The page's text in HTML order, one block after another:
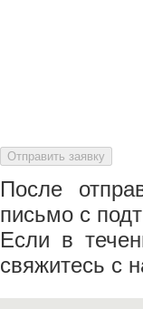
После
письмо с
Если в
свяжитесь с